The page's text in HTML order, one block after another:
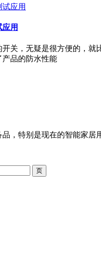
用
关，无疑是很方便的，
产品的防水性能
，特别是现在的智能家